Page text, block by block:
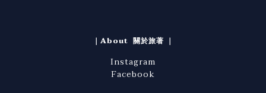
｜About 關於旅著 ｜
Instagram
Facebook